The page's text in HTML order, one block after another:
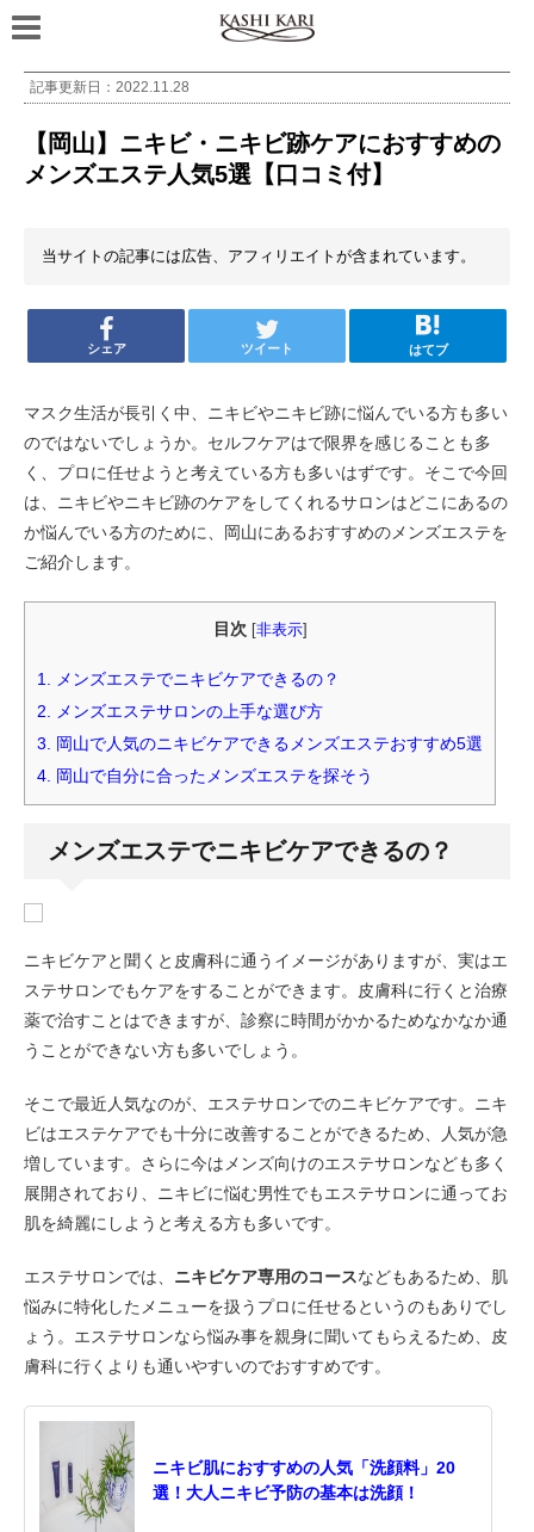
記事更新日： 2022.11.28
【岡山】ニキビ・ニキビ跡ケアにおすすめの
メンズエステ人気5選【口コミ付】
当サイトの記事には広告、アフィリエイトが含まれています。
シェア ツイート はてブ
マスク生活が長引く中、ニキビやニキビ跡に悩んでいる方も多い
のではないでしょうか。セルフケアはで限界を感じることも多
く、プロに任せようと考えている方も多いはずです。そこで今回
は、ニキビやニキビ跡のケアをしてくれるサロンはどこにあるの
か悩んでいる方のために、岡山にあるおすすめのメンズエステを
ご紹介します。
目次 非表示]
1. メンズエステでニキビケアできるの？
2. メンズエステサロンの上手な選び方
3. 岡山で人気のニキビケアできるメンズエステおすすめ5選
4. 岡山で自分に合ったメンズエステを探そう
メンズエステでニキビケアできるの？
ニキビケアと聞くと皮膚科に通うイメージがありますが、実はエ
ステサロンでもケアをすることができます。皮膚科に行くと治療
薬で治すことはできますが、診察に時間がかかるためなかなか通
うことができない方も多いでしょう。
そこで最近人気なのが、エステサロンでのニキビケアです。ニキ
ビはエステケアでも十分に改善することができるため、人気が急
増しています。さらに今はメンズ向けのエステサロンなども多く
展開されており、ニキビに悩む男性でもエステサロンに通ってお
肌を綺麗にしようと考える方も多いです。
エステサロンでは、 ニキビケア専用のコースなどもあるため、肌
悩みに特化したメニューを扱うプロに任せるというのもありでし
ょう。エステサロンなら悩み事を親身に聞いてもらえるため、皮
膚科に行くよりも通いやすいのでおすすめです。
ニキビ肌におすすめの人気「洗顔料」20
選！大人ニキビ予防の基本は洗顔！